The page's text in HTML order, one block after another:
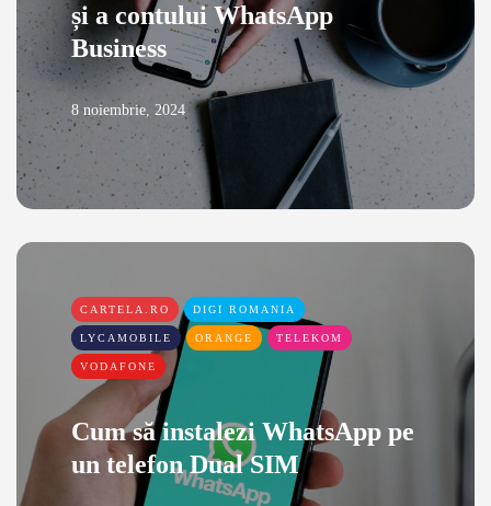
și a contului WhatsApp
Business
8 noiembrie, 2024
CARTELA.RO DIGI ROMANIA
LYCAMOBILE ORANGE TELEKOM
VODAFONE
Cum să instalezi WhatsApp pe
un telefon Dual SIM